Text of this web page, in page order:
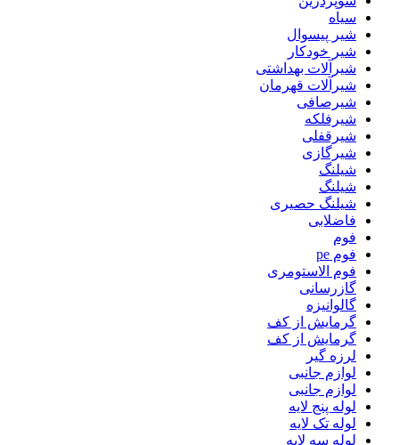
سیاه
شیر پیسوال
شیر خودکار
شیرآلات بهداشتی
شیرآلات قهرمان
شیرصافی
شیرفلکه
شیرقفلی
شیرگازی
شیلنگ
شیلنگ
شیلنگ حصیری
فاضلابی
فوم
فوم pe
فوم الاستومری
گازرسانی
گالوانیزه
گرمایش از کف
گرمایش از کف
لرزه گیر
لوازم جانبی
لوازم جانبی
لوله پنج لایه
لوله تک لایه
لوله سه لایه